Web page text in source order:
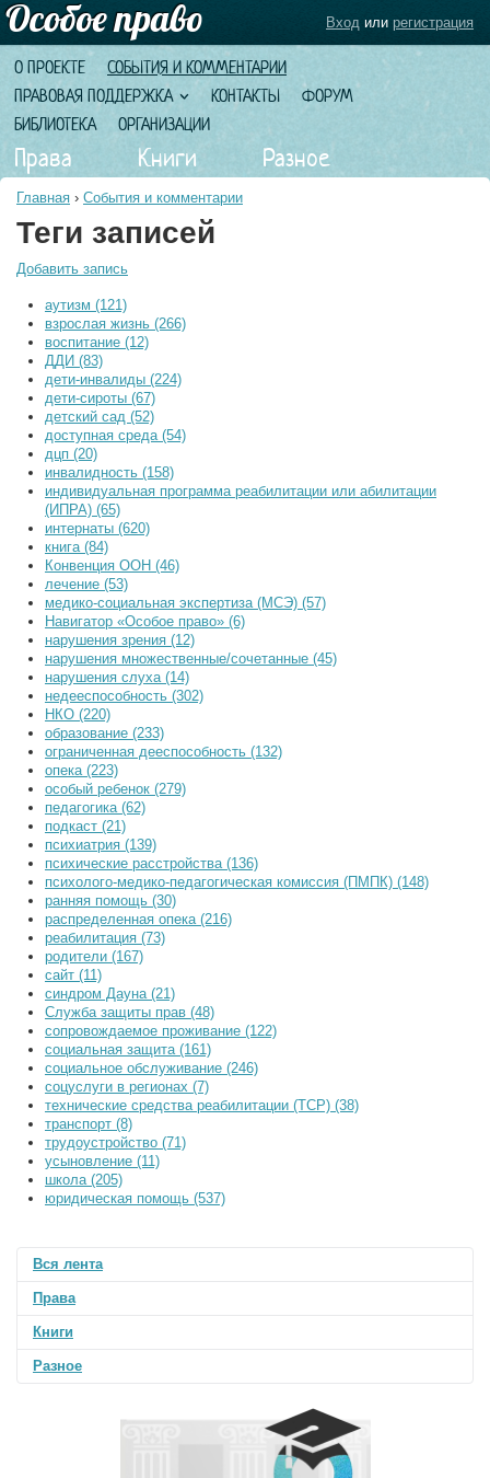
О ПРОЕКТЕ
СОБЫТИЯ И КОММЕНТАРИИ
ПРАВОВАЯ ПОДДЕРЖКА
КОНТАКТЫ
ФОРУМ
БИБЛИОТЕКА
ОРГАНИЗАЦИИ
Права Книги Разное
Вход или регистрация
Главная › События и комментарии
Теги записей
Добавить запись
аутизм (121)
взрослая жизнь (266)
воспитание (12)
ДДИ (83)
дети-инвалиды (224)
дети-сироты (67)
детский сад (52)
доступная среда (54)
дцп (20)
инвалидность (158)
индивидуальная программа реабилитации или абилитации
(ИПРА) (65)
интернаты (620)
книга (84)
Конвенция ООН (46)
лечение (53)
медико-социальная экспертиза (МСЭ) (57)
Навигатор «Особое право» (6)
нарушения зрения (12)
нарушения множественные/сочетанные (45)
нарушения слуха (14)
недееспособность (302)
НКО (220)
образование (233)
ограниченная дееспособность (132)
опека (223)
особый ребенок (279)
педагогика (62)
подкаст (21)
психиатрия (139)
психические расстройства (136)
психолого-медико-педагогическая комиссия (ПМПК) (148)
ранняя помощь (30)
распределенная опека (216)
реабилитация (73)
родители (167)
сайт (11)
синдром Дауна (21)
Служба защиты прав (48)
сопровождаемое проживание (122)
социальная защита (161)
социальное обслуживание (246)
соцуслуги в регионах (7)
технические средства реабилитации (ТСР) (38)
транспорт (8)
трудоустройство (71)
усыновление (11)
школа (205)
юридическая помощь (537)
Вся лента
Права
Книги
Разное